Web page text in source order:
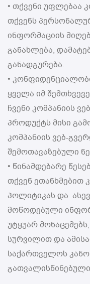
• თქვენი უფლებაა
თქვენს
ინფორმაციის
განახლება,
განადგურება.
•
ყველა იმ
ჩვენი კომპანიის
პროდუქტს მისი
კომპანიის ვებ-
შემოთავაზებული
• წინამდებარე
თქვენ ეთანხმებით
პოლიტიკას და
მოწოდებული
უტყუარ
სურვილით და
საქართველოს